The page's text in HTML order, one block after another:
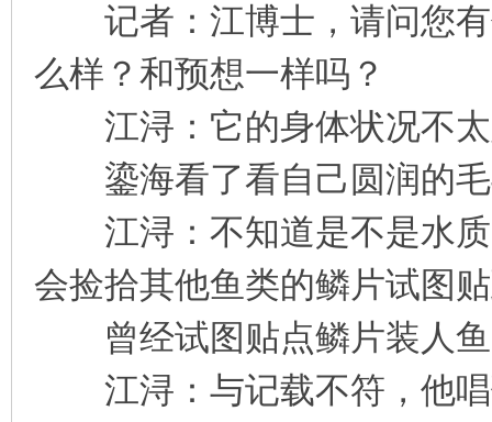
记者：江博士，请问您有
么样？和预想一样吗？
江浔：它的身体状况不太
鎏海看了看自己圆润的毛
江浔：不知道是不是水质
会捡拾其他鱼类的鳞片试图
曾经试图贴点鳞片装人
江浔：与记载不符，他